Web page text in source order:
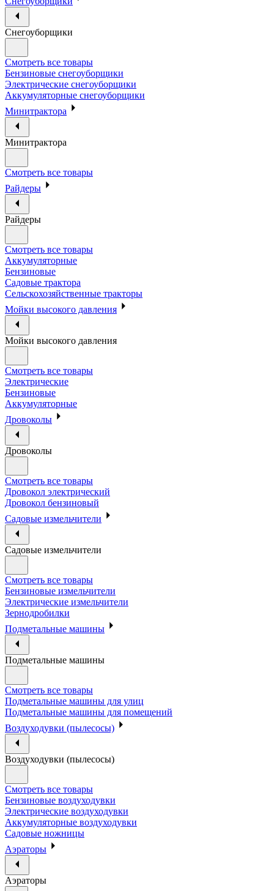
Снегоуборщики
Смотреть все товары
Бензиновые снегоуборщики
Электрические снегоуборщики
Аккумуляторные снегоуборщики
Минитрактора
Минитрактора
Смотреть все товары
Райдеры
Райдеры
Смотреть все товары
Аккумуляторные
Бензиновые
Садовые трактора
Сельскохозяйственные тракторы
Мойки высокого давления
Мойки высокого давления
Смотреть все товары
Электрические
Бензиновые
Аккумуляторные
Дровоколы
Дровоколы
Смотреть все товары
Дровокол электрический
Дровокол бензиновый
Садовые измельчители
Садовые измельчители
Смотреть все товары
Бензиновые измельчители
Электрические измельчители
Зернодробилки
Подметальные машины
Подметальные машины
Смотреть все товары
Подметальные машины для улиц
Подметальные машины для помещений
Воздуходувки (пылесосы)
Воздуходувки (пылесосы)
Смотреть все товары
Бензиновые воздуходувки
Электрические воздуходувки
Аккумуляторные воздуходувки
Садовые ножницы
Аэраторы
Аэраторы